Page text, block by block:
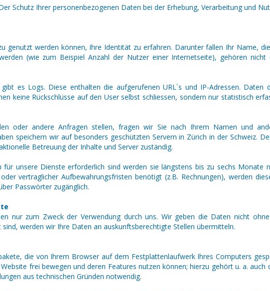
Schutz Ihrer personenbezogenen Daten bei der Erhebung, Verarbeitung und
genutzt werden können, Ihre Identität zu erfahren. Darunter fallen Ihr Name,
(wie zum Beispiel Anzahl der Nutzer einer Internetseite), gehören nicht
es Logs. Diese enthalten die aufgerufenen URL´s und IP-Adressen. Daten
keine Rückschlüsse auf den User selbst schliessen, sondern nur statistisch
oder andere Anfragen stellen, fragen wir Sie nach Ihrem Namen und
speichern wir auf besonders geschützten Servern in Zürich in der Schweiz.
Betreuung der Inhalte und Server zuständig.
für unsere Dienste erforderlich sind werden sie längstens bis zu sechs Monate
vertraglicher Aufbewahrungsfristen benötigt (z.B. Rechnungen), werden
Passwörter zugänglich.
nur zum Zweck der Verwendung durch uns. Wir geben die Daten nicht
werden wir Ihre Daten an auskunftsberechtigte Stellen übermitteln.
die von Ihrem Browser auf dem Festplattenlaufwerk Ihres Computers
frei bewegen und deren Features nutzen können; hierzu gehört u. a.
aus technischen Gründen notwendig.